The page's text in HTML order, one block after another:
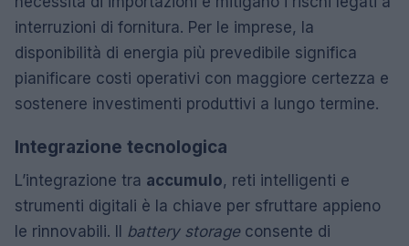
interruzioni di fornitura. Per le imprese, la
disponibilità di energia più prevedibile significa
pianificare costi operativi con maggiore certezza e
sostenere investimenti produttivi a lungo termine.
Integrazione tecnologica
L’integrazione tra accumulo, reti intelligenti e
strumenti digitali è la chiave per sfruttare appieno
le rinnovabili. Il battery storageconsente di